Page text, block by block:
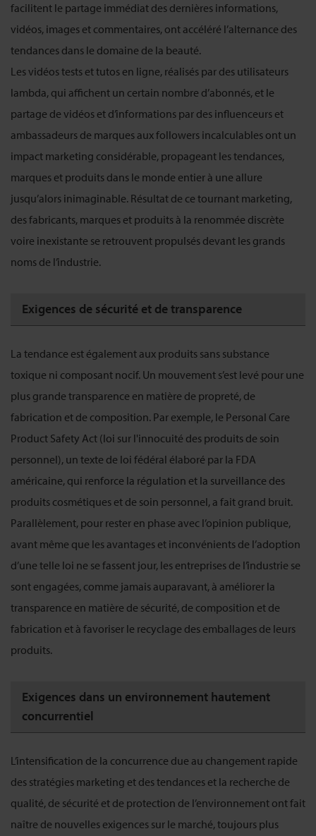
facilitent le partage immédiat des dernières informations,
vidéos, images et commentaires, ont accéléré l’alternance des
tendances dans le domaine de la beauté.
Les vidéos tests et tutos en ligne, réalisés par des utilisateurs
lambda, qui affichent un certain nombre d’abonnés, et le
partage de vidéos et d’informations par des influenceurs et
ambassadeurs de marques aux followers incalculables ont un
impact marketing considérable, propageant les tendances,
marques et produits dans le monde entier à une allure
jusqu’alors inimaginable. Résultat de ce tournant marketing,
des fabricants, marques et produits à la renommée discrète
voire inexistante se retrouvent propulsés devant les grands
noms de l’industrie.
Exigences de sécurité et de transparence
La tendance est également aux produits sans substance
toxique ni composant nocif. Un mouvement s’est levé pour une
plus grande transparence en matière de propreté, de
fabrication et de composition. Par exemple, le Personal Care
Product Safety Act (loi sur l'innocuité des produits de soin
personnel), un texte de loi fédéral élaboré par la FDA
américaine, qui renforce la régulation et la surveillance des
produits cosmétiques et de soin personnel, a fait grand bruit.
Parallèlement, pour rester en phase avec l’opinion publique,
avant même que les avantages et inconvénients de l’adoption
d’une telle loi ne se fassent jour, les entreprises de l’industrie se
sont engagées, comme jamais auparavant, à améliorer la
transparence en matière de sécurité, de composition et de
fabrication et à favoriser le recyclage des emballages de leurs
produits.
Exigences dans un environnement hautement
concurrentiel
L’intensification de la concurrence due au changement rapide
des stratégies marketing et des tendances et la recherche de
qualité, de sécurité et de protection de l’environnement ont fait
naître de nouvelles exigences sur le marché, toujours plus